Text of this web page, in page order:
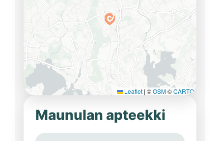
Leaflet | ©OSM©CARTO
Maunulan apteekki